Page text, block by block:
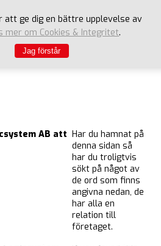
att ge dig en bättre upplevelse av
mer om Cookies & Integritet.
Jag förstår
AB att Har du hamnat på
denna sidan så
har du troligtvis
sökt på något av
de ord som finns
angivna nedan, de
har alla en
relation till
företaget.